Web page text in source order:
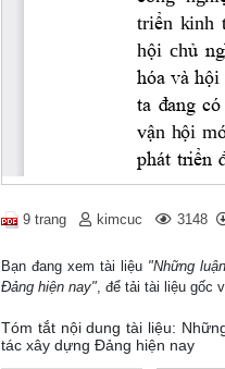
9 trang kimcuc 3148
Bạn đang xem tài liệu "Những
Đảng hiện nay", để tải tài liệu gốc
Tóm tắt nội dung tài liệu:
tác xây dựng Đảng hiện nay